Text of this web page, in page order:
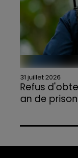
31 juillet 2026
Refus
an de
l'annulation